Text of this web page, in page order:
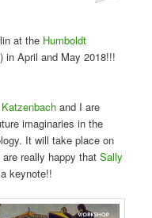
at the Humboldt
in April and May 2018!!!
and I are
imaginaries in the
It will take place on
are really happy thatSally
keynote!!